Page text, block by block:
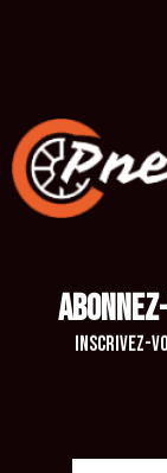
Inscrivez-